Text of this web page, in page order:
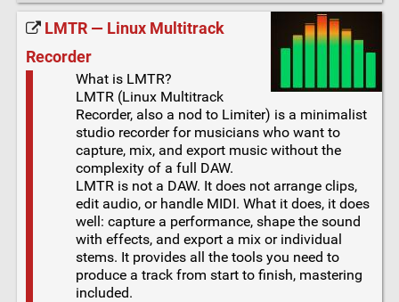
LMTR — Linux Multitrack
Recorder
What is LMTR?
LMTR (Linux Multitrack
Recorder, also a nod to Limiter) is a minimalist
studio recorder for musicians who want to
capture, mix, and export music without the
complexity of a full DAW.
LMTR is not a DAW. It does not arrange clips,
edit audio, or handle MIDI. What it does, it does
well: capture a performance, shape the sound
with effects, and export a mix or individual
stems. It provides all the tools you need to
produce a track from start to finish, mastering
included.